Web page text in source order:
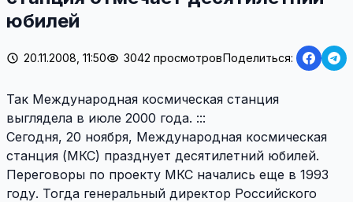
юбилей
20.11.2008, 11:50 3042 просмотровПоделиться:
Так Международная космическая станция
выглядела в июле 2000 года. :::
Сегодня, 20 ноября, Международная космическая
станция (МКС) празднует десятилетний юбилей.
Переговоры по проекту МКС начались еще в 1993
году. Тогда генеральный директор Российского